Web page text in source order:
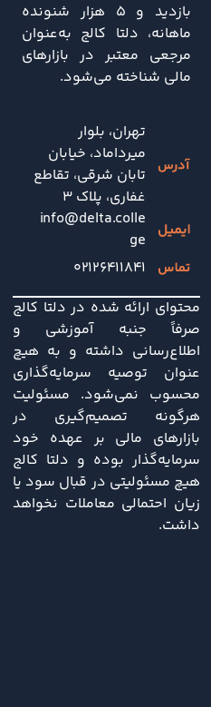
بازدید و ۵ هزار شنونده
ماهانه، دلتا کالج به‌عنوان
مرجعی معتبر در بازارهای
مالی شناخته می‌شود.
تهران، بلوار
میرداماد، خیابان
تابان شرقی، تقاطع
غفاری، پلاک 3
info@delta.colle
ge
۰۲۱۲۶۴۱۱۸۴۱
محتوای ارائه شده در دلتا کالج
صرفاً جنبه آموزشی و
اطلاع‌رسانی داشته و به هیچ
عنوان توصیه سرمایه‌گذاری
محسوب نمی‌شود. مسئولیت
هرگونه تصمیم‌گیری در
بازارهای مالی بر عهده خود
سرمایه‌گذار بوده و دلتا کالج
هیچ مسئولیتی در قبال سود یا
زیان احتمالی معاملات نخواهد
داشت.